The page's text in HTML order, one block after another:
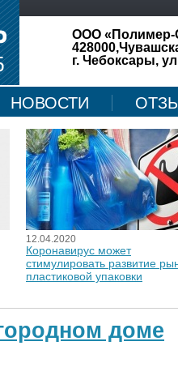
ООО «Полимер-
г. Чебоксары,
НОВОСТИ
12.04.2020
Коронавирус может
стимулировать развитие
пластиковой упаковки
доме